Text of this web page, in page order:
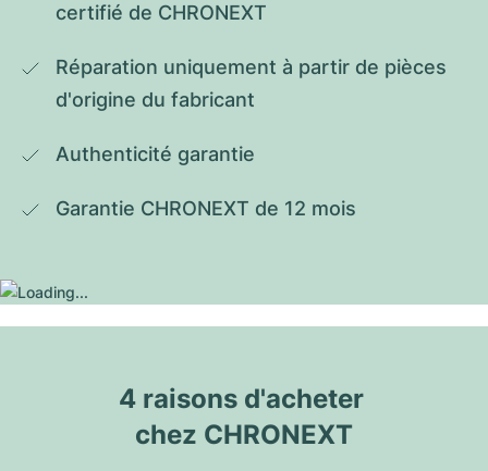
certifié de CHRONEXT
Réparation uniquement à partir de pièces
d'origine du fabricant
Authenticité garantie
Garantie CHRONEXT de 12 mois
4 raisons d'acheter
chez CHRONEXT